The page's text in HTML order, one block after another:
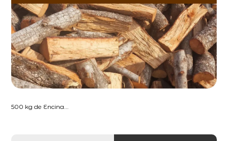
500 kg de Encina...